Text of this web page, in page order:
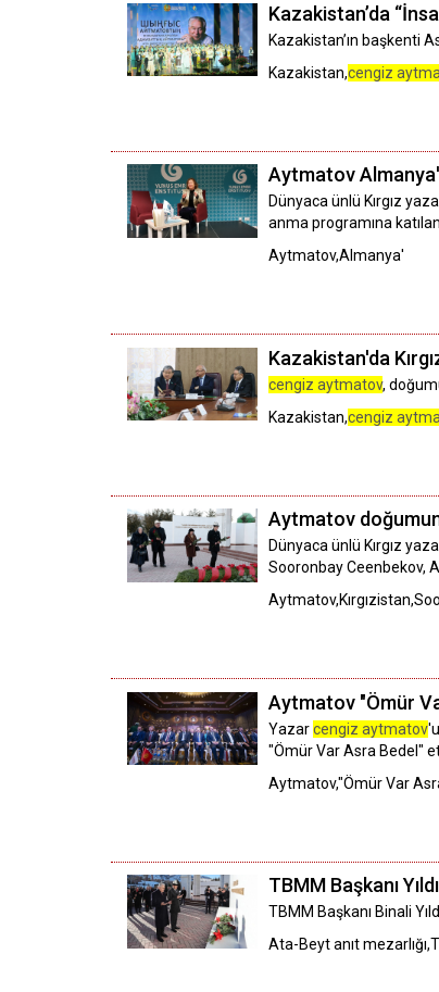
Kazakistan’da
Kazakistan’ın başkenti
Kazakistan,cengiz
Aytmatov
Dünyaca ünlü Kırgız
anma programına
Aytmatov,Almanya'
Kazakistan'da
cengiz aytmatov,
Kazakistan,cengiz
Aytmatov
Dünyaca ünlü Kırgız
Sooronbay Ceenbekov,
Aytmatov "Ömür
Yazarcengiz aytmatov
"Ömür Var Asra Bedel"
Aytmatov,"Ömür Var
TBMM Başkanı
TBMM Başkanı Binali
Ata-Beyt anıt